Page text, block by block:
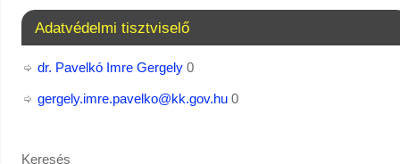
Adatvédelmi tisztviselő
dr. Pavelkó Imre Gergely0
gergely.imre.pavelko@kk.gov.hu0
Keresés